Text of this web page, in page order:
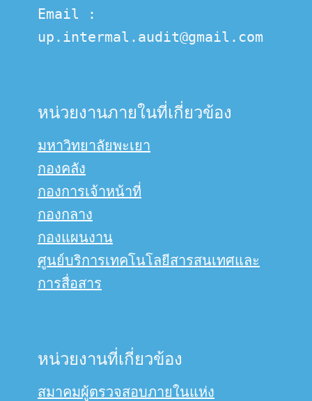
Email :
up.intermal.audit@gmail.com
หน่วยงานภายในที่เกี่ยวข้อง
มหาวิทยาลัยพะเยา
กองคลัง
กองการเจ้าหน้าที่
กองกลาง
กองแผนงาน
ศูนย์บริการเทคโนโลยีสารสนเทศและ
การสื่อสาร
หน่วยงานที่เกี่ยวข้อง
สมาคมผู้ตรวจสอบภายในแห่ง